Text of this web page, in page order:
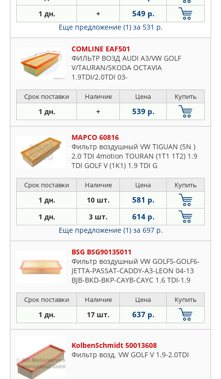
1 дн. + 549 р.
Еще предложение (1) за 531 р.
COMLINE EAF501
ФИЛЬТР ВОЗД AUDI A3/VW GOLF
V/TAURAN/SKODA OCTAVIA
1.9TDI/2.0TDI 03-
Срок поставки Наличие Цена Купить
1 дн. + 539 р.
MAPCO 60816
Фильтр воздушный VW TIGUAN (5N )
2.0 TDI 4motion TOURAN (1T1 1T2) 1.9
TDI GOLF V (1K1) 1.9 TDI G
Срок поставки Наличие Цена Купить
1 дн. 10 шт. 581 р.
1 дн. 3 шт. 614 р.
Еще предложение (1) за 697 р.
BSG BSG90135011
Фильтр воздушный VW GOLF5-GOLF6-
JETTA-PASSAT-CADDY-A3-LEON 04-13
BJB-BKD-BKP-CAYB-CAYC 1.6 TDI-1.9
Срок поставки Наличие Цена Купить
1 дн. 17 шт. 637 р.
KolbenSchmidt 50013608
Фильтр возд. VW GOLF V 1.9-2.0TDI